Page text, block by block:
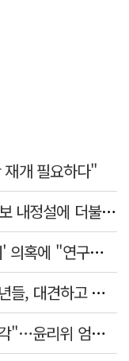
개 필요하다"
'특정 정치세력 임명' 포항시 정책특보 내정설에 더불어민주당 반발나서
고려대, 유승민 딸 유담 '논문 쪼개기' 의혹에 "연구부정행위 아냐"
尹의 옥중 메시지 "'재선거 요구' 청년들, 대견하고 믿음직해"
국민의힘 "서범수 돌려차기 발언 심각"…윤리위 엄중 조치 의견 모아